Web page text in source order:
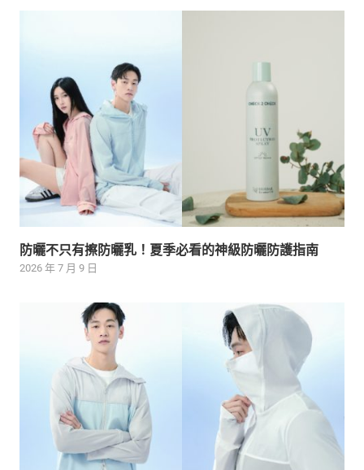
防曬不只有擦防曬乳！夏季必看的神級防曬防護指南
2026 年 7 月 9 日